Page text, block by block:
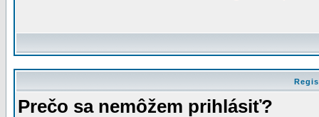
Prečo sa nemôžem prihlásiť?